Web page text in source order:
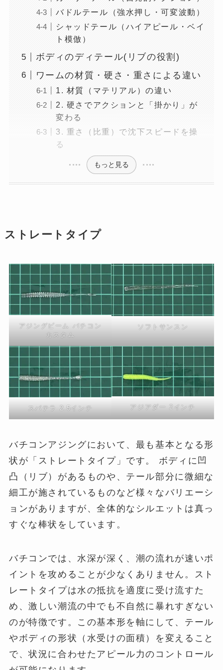
バドルテール（強水押し・可変波動）
シャッドテール（ハイアピール・ベイ
ト模倣）
ボディのディテール(リブの役割)
ワームの材質・硬さ・重さによる違い
1. 材質（マテリアル）の違い
2. 硬さでアクションと「掛かり」が
変わる
3. 重さ（比重）で沈下スピードを操
る
もっと見る
ストレートタイプ
アジングビーム バチコン
カスタム
ソフトサンスン
スパテラ 2.5インチ アジアダー 2インチ
バチコンアジングにおいて、最も基本となる形
状が「ストレートタイプ」です。 ボディに凹
凸（リブ）があるものや、テール部分に微細な
細工が施されているものなど様々なバリエーシ
ョンがありますが、全体的なシルエットは真っ
すぐな棒状をしています。
バチコンでは、水深が深く、潮の流れが速いポ
イントを攻めることが少なくありません。スト
レートタイプは水の抵抗を適度に受け流すた
め、激しい潮流の中でも不自然に暴れすぎない
のが特徴です。この基本形を軸にして、テール
やボディの形状（水受けの面積）を変えること
で、状況に合わせたアピール力のコントロール